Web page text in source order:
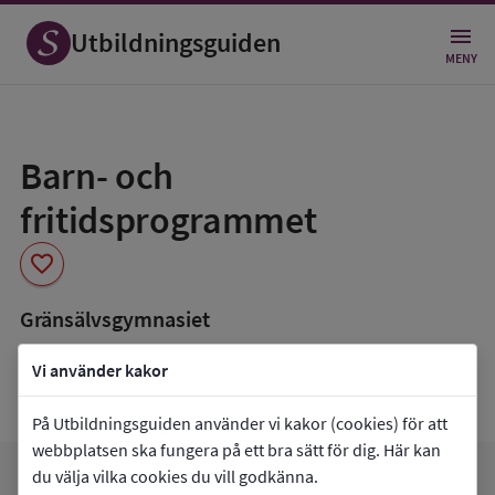
Vi använder kakor
På Utbildningsguiden använder vi kakor (cookies) för att
webbplatsen ska fungera på ett bra sätt för dig. Här kan
du välja vilka cookies du vill godkänna.
Utbildningsguiden MENY
Barn- och
fritidsprogrammet
favorite
som
favorit
Gränsälvsgymnasiet
book_5 Inriktning som finns tillgänglig
Data saknas